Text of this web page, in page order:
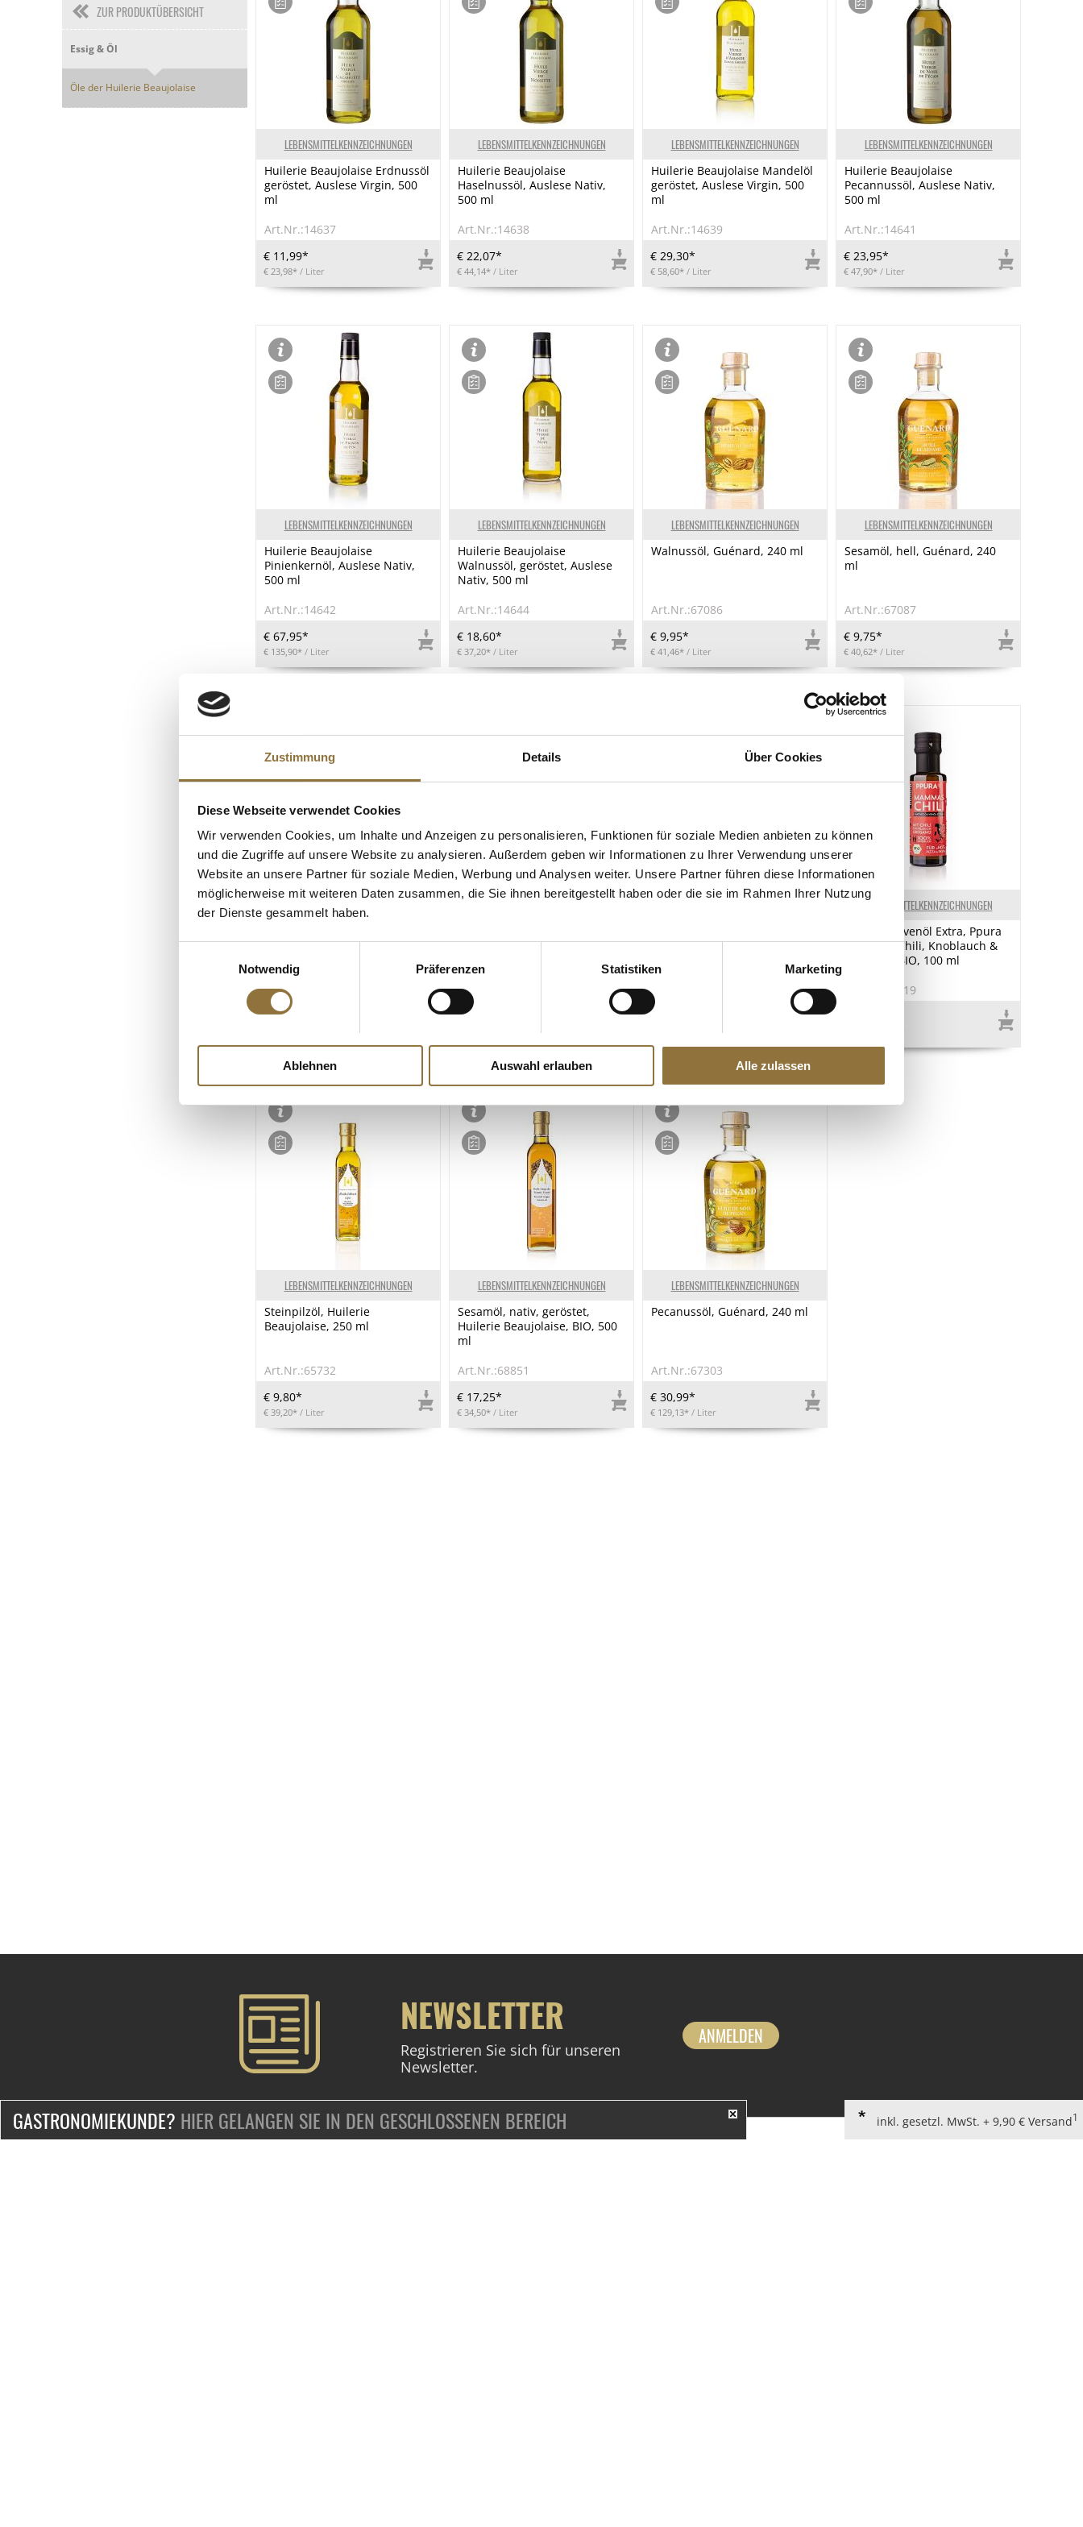
Zustimmung Details Über Cookies
Diese Webseite verwendet Cookies
Wir verwenden Cookies, um Inhalte und Anzeigen zu personalisieren, Funktionen für soziale Medien anbieten zu können
und die Zugriffe auf unsere Website zu analysieren. Außerdem geben wir Informationen zu Ihrer Verwendung unserer
Website an unsere Partner für soziale Medien, Werbung und Analysen weiter. Unsere Partner führen diese Informationen
möglicherweise mit weiteren Daten zusammen, die Sie ihnen bereitgestellt haben oder die sie im Rahmen Ihrer Nutzung
der Dienste gesammelt haben.
Notwendig
Präferenzen Statistiken Marketing
Ablehnen Auswahl erlauben Alle zulassen
ZUR PRODUKTÜBERSICHT
Essig & Öl
Öle der Huilerie Beaujolaise
LEBENSMITTELKENNZEICHNUNGEN
Huilerie Beaujolaise Erdnussöl
geröstet, Auslese Virgin, 500
ml
Art.Nr.:14637
€ 11,99*
€ 23,98* / Liter
LEBENSMITTELKENNZEICHNUNGEN
Huilerie Beaujolaise
Haselnussöl, Auslese Nativ,
500 ml
Art.Nr.:14638
€ 22,07*
€ 44,14* / Liter
LEBENSMITTELKENNZEICHNUNGEN
Huilerie Beaujolaise Mandelöl
geröstet, Auslese Virgin, 500
ml
Art.Nr.:14639
€ 29,30*
€ 58,60* / Liter
LEBENSMITTELKENNZEICHNUNGEN
Huilerie Beaujolaise
Pecannussöl, Auslese Nativ,
500 ml
Art.Nr.:14641
€ 23,95*
€ 47,90* / Liter
LEBENSMITTELKENNZEICHNUNGEN
Huilerie Beaujolaise
Pinienkernöl, Auslese Nativ,
500 ml
Art.Nr.:14642
€ 67,95*
€ 135,90* / Liter
LEBENSMITTELKENNZEICHNUNGEN
Huilerie Beaujolaise
Walnussöl, geröstet, Auslese
Nativ, 500 ml
Art.Nr.:14644
€ 18,60*
€ 37,20* / Liter
LEBENSMITTELKENNZEICHNUNGEN
Walnussöl, Guénard, 240 ml
Art.Nr.:67086
€ 9,95*
€ 41,46* / Liter
LEBENSMITTELKENNZEICHNUNGEN
Sesamöl, hell, Guénard, 240
ml
Art.Nr.:67087
€ 9,75*
€ 40,62* / Liter
LEBENSMITTELKENNZEICHNUNGEN
Art.Nr.:66906
€ 50,90*
LEBENSMITTELKENNZEICHNUNGEN
Art.Nr.:67304
€ 17,30*
mit frischem Amalfi
Art.Nr.:48680
€ 7,98*
LEBENSMITTELKENNZEICHNUNGEN
Natives Olivenöl Extra, Ppura
Mammas Chili, Knoblauch &
Oregano, BIO, 100 ml
Art.Nr.:54819
LEBENSMITTELKENNZEICHNUNGEN
Steinpilzöl, Huilerie
Beaujolaise, 250 ml
Art.Nr.:65732
€ 9,80*
€ 39,20* / Liter
LEBENSMITTELKENNZEICHNUNGEN
Sesamöl, nativ, geröstet,
Huilerie Beaujolaise, BIO, 500
ml
Art.Nr.:68851
€ 17,25*
€ 34,50* / Liter
LEBENSMITTELKENNZEICHNUNGEN
Pecanussöl, Guénard, 240 ml
Art.Nr.:67303
€ 30,99*
€ 129,13* / Liter
NEWSLETTER
Registrieren Sie sich für unseren
Newsletter.
ANMELDEN
GASTRONOMIEKUNDE? HIER GELANGEN SIE IN DEN GESCHLOSSENEN BEREICH inkl. gesetzl. MwSt. + 9,90 € Versand1